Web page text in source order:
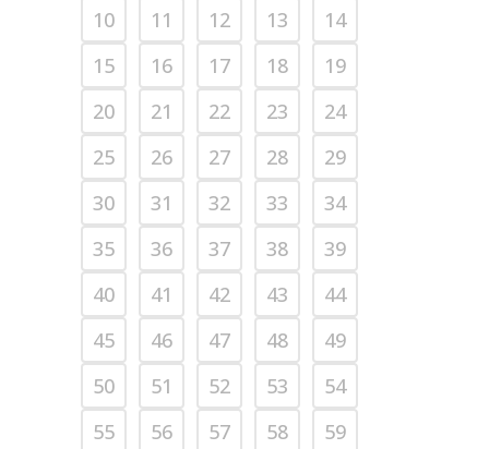
10
11 12 13
14
15
16 17 18
19
20
21 22 23
24
25
26 27 28
29
30
31 32 33
34
35
36 37 38
39
40
41 42 43
44
45
46 47 48
49
50
51 52 53
54
55
56 57 58 59